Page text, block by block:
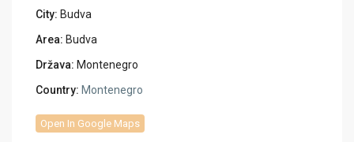
City: Budva
Area: Budva
Država: Montenegro
Country: Montenegro
Open In Google Maps